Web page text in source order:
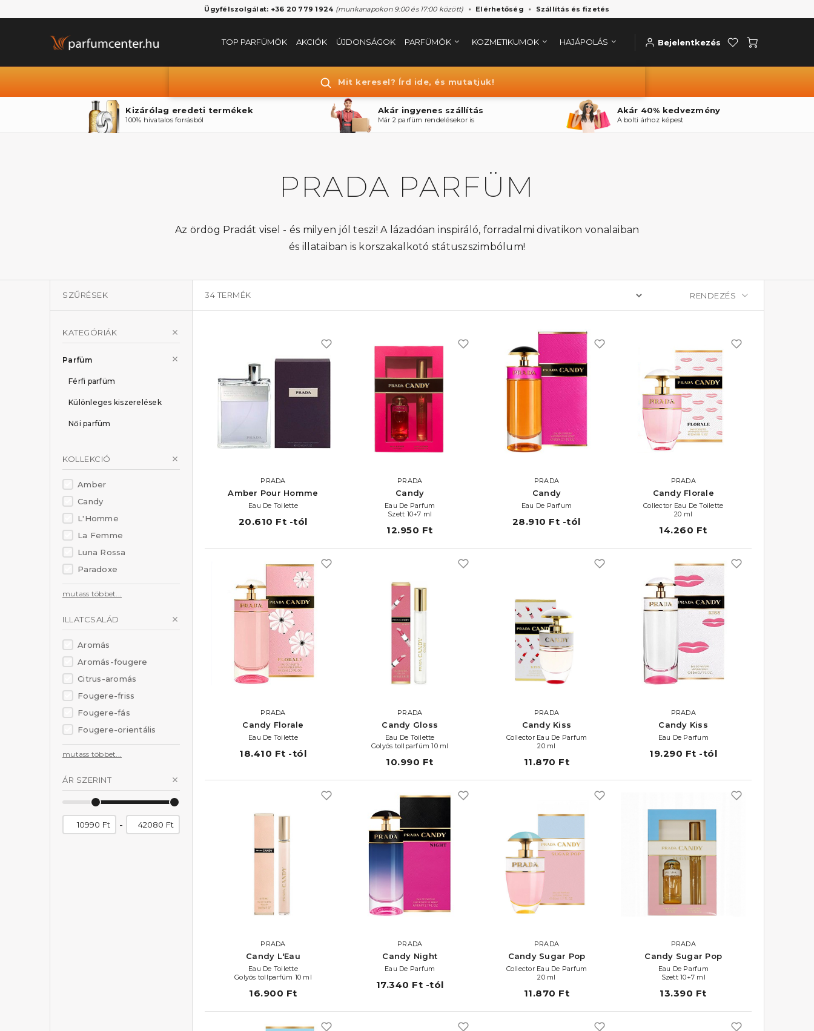
Ügyfélszolgálat: +36 20 779 1924 (munkanapokon 9:00 és 17:00 között) Elérhetőség Szállítás és fizetés
TOP PARFÜMÖK AKCIÓK ÚJDONSÁGOK PARFÜMÖK KOZMETIKUMOK HAJÁPOLÁS Bejelentkezés
Mit keresel? Írd ide, és mutatjuk!
Kizárólag eredeti termékek
100% hivatalos forrásból
Akár ingyenes szállítás
Már 2 parfüm rendelésekor is
Akár 40% kedvezmény
A bolti árhoz képest
PRADA PARFÜM
Az ördög Pradát visel - és milyen jól teszi! A lázadóan inspiráló, forradalmi divatikon vonalaiban
és illataiban is korszakalkotó státuszszimbólum!
SZŰRÉSEK
KATEGÓRIÁK
Parfüm
Férfi parfüm
Különleges kiszerelések
Női parfüm
KOLLEKCIÓ
Amber
Candy
L'Homme
La Femme
Luna Rossa
Paradoxe
mutass többet...
ILLATCSALÁD
Aromás
Aromás-fougere
Citrus-aromás
Fougere-friss
Fougere-fás
Fougere-orientális
mutass többet...
ÁR SZERINT
Ft - Ft
34 TERMÉK
PRADA
Amber Pour Homme
Eau De Toilette
20.610 Ft -tól
PRADA
Candy
Eau De Parfum
Szett 10+7 ml
12.950 Ft
PRADA
Candy
Eau De Parfum
28.910 Ft -tól
PRADA
Candy Florale
Collector Eau De Toilette
20 ml
14.260 Ft
PRADA
Candy Florale
Eau De Toilette
18.410 Ft -tól
PRADA
Candy Gloss
Eau De Toilette
Golyós tollparfüm 10 ml
10.990 Ft
PRADA
Candy Kiss
Collector Eau De Parfum
20 ml
11.870 Ft
PRADA
Candy Kiss
Eau De Parfum
19.290 Ft -tól
PRADA
Candy L'Eau
Eau De Toilette
Golyós tollparfüm 10 ml
16.900 Ft
PRADA
Candy Night
Eau De Parfum
17.340 Ft -tól
PRADA
Candy Sugar Pop
Collector Eau De Parfum
20 ml
11.870 Ft
PRADA
Candy Sugar Pop
Eau De Parfum
Szett 10+7 ml
13.390 Ft